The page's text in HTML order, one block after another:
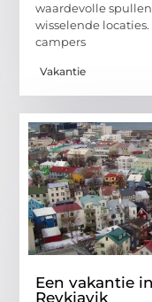
waardevolle
wisselende
campers
Vakantie
Een vakantie
Reykjavik